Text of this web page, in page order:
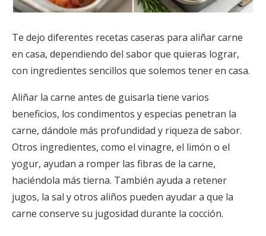
Te dejo diferentes recetas caseras para aliñar carne
en casa, dependiendo del sabor que quieras lograr,
con ingredientes sencillos que solemos tener en casa.
Aliñar la carne antes de guisarla tiene varios
beneficios, los condimentos y especias penetran la
carne, dándole más profundidad y riqueza de sabor.
Otros ingredientes, como el vinagre, el limón o el
yogur, ayudan a romper las fibras de la carne,
haciéndola más tierna. También ayuda a retener
jugos, la sal y otros aliños pueden ayudar a que la
carne conserve su jugosidad durante la cocción.